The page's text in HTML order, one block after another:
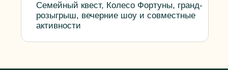
Фуд-корт с локальной кухней,
уличной едой и детским меню